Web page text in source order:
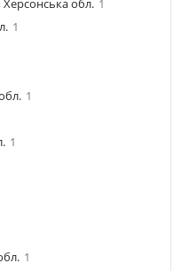
обл. 1
1
1
1
1